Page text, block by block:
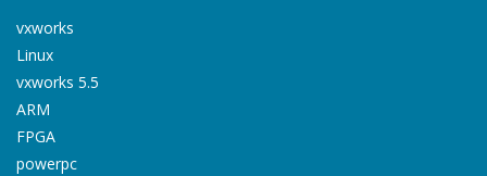
vxworks
Linux
vxworks 5.5
ARM
FPGA
powerpc